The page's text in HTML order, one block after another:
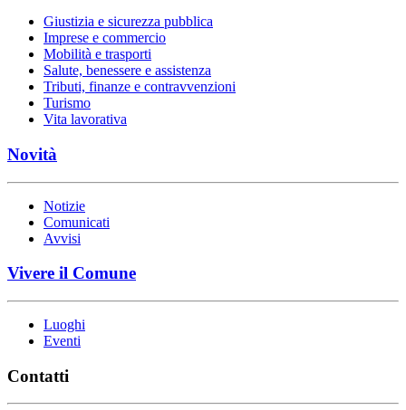
Giustizia e sicurezza pubblica
Imprese e commercio
Mobilità e trasporti
Salute, benessere e assistenza
Tributi, finanze e contravvenzioni
Turismo
Vita lavorativa
Novità
Notizie
Comunicati
Avvisi
Vivere il Comune
Luoghi
Eventi
Contatti